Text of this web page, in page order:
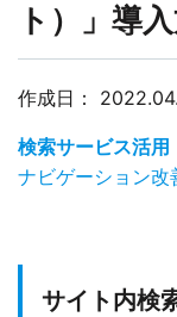
ト）」導
作成日：
検索サービス活用
ナビゲーション改
サイト内検